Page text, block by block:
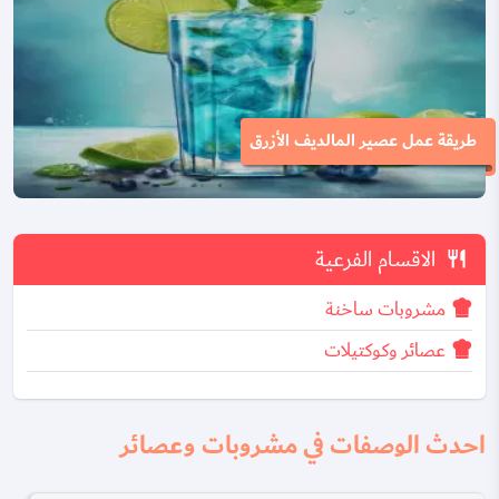
طريقة عمل عصير المالديف الأزرق
الاقسام الفرعية
مشروبات ساخنة
عصائر وكوكتيلات
احدث الوصفات في مشروبات وعصائر